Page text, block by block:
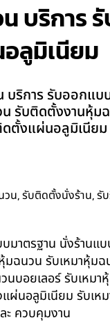
บริการ
ลูมิเนียม
การ รับออกแบ
รับติดตั้งงาน
ดตั้งแผ่นอลูมิเนียม
วน,รับติดตั้งนั่งร้าน,รั
บมาตรฐาน นั่งร้า
นวน รับเหมาหุ้ม
นบอยเลอร์ รับเห
นอลูมิเนียม รับเ
ะ ควบคุมงาน